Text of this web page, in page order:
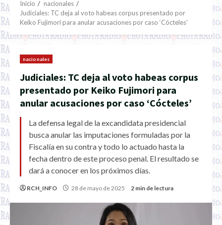
Inicio
nacionales
Judiciales: TC deja al voto habeas corpus presentado por
Keiko Fujimori para anular acusaciones por caso ‘Cócteles’
nacionales
Judiciales: TC deja al voto habeas corpus
presentado por Keiko Fujimori para
anular acusaciones por caso ‘Cócteles’
La defensa legal de la excandidata presidencial
busca anular las imputaciones formuladas por la
Fiscalía en su contra y todo lo actuado hasta la
fecha dentro de este proceso penal. El resultado se
dará a conocer en los próximos días.
RCH_INFO 28 de mayo de 2025 2 min de lectura